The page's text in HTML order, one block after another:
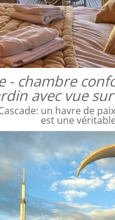
- chambre
avec vue
un havre de
est une